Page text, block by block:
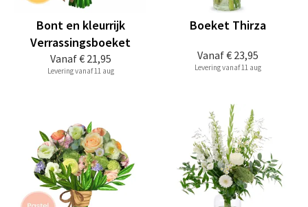
Vanaf€ 21,95
Bont en kleurrijk
Verrassingsboeket
Levering vanaf 11 aug
Vanaf€ 23,95
Boeket Thirza
Levering vanaf 11 aug